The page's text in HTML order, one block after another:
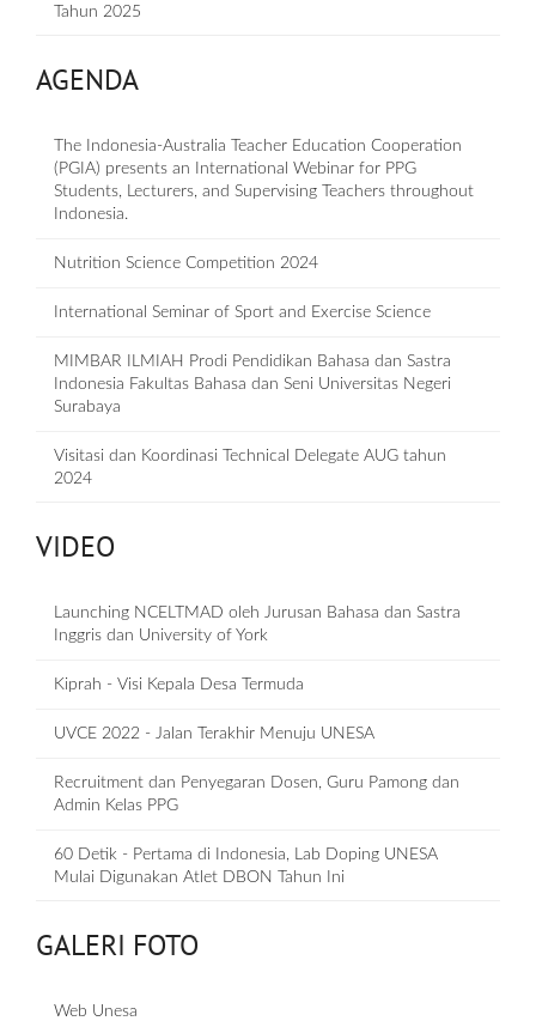
Tahun 2025
AGENDA
The Indonesia-Australia Teacher Education Cooperation
(PGIA) presents an International Webinar for PPG
Students, Lecturers, and Supervising Teachers throughout
Indonesia.
Nutrition Science Competition 2024
International Seminar of Sport and Exercise Science
MIMBAR ILMIAH Prodi Pendidikan Bahasa dan Sastra
Indonesia Fakultas Bahasa dan Seni Universitas Negeri
Surabaya
Visitasi dan Koordinasi Technical Delegate AUG tahun
2024
VIDEO
Launching NCELTMAD oleh Jurusan Bahasa dan Sastra
Inggris dan University of York
Kiprah - Visi Kepala Desa Termuda
UVCE 2022 - Jalan Terakhir Menuju UNESA
Recruitment dan Penyegaran Dosen, Guru Pamong dan
Admin Kelas PPG
60 Detik - Pertama di Indonesia, Lab Doping UNESA
Mulai Digunakan Atlet DBON Tahun Ini
GALERI FOTO
Web Unesa